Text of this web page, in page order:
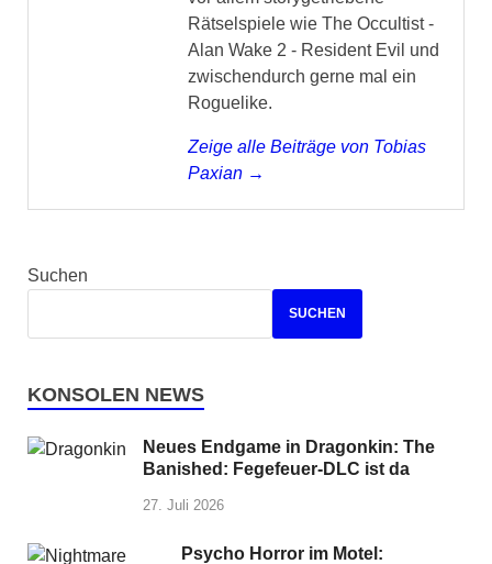
Rätselspiele wie The Occultist -
Alan Wake 2 - Resident Evil und
zwischendurch gerne mal ein
Roguelike.
Zeige alle Beiträge von Tobias
Paxian →
Suchen
SUCHEN
KONSOLEN NEWS
Neues Endgame in Dragonkin: The
Banished: Fegefeuer-DLC ist da
27. Juli 2026
Psycho Horror im Motel: